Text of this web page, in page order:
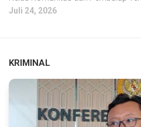
Juli 24, 2026
KRIMINAL